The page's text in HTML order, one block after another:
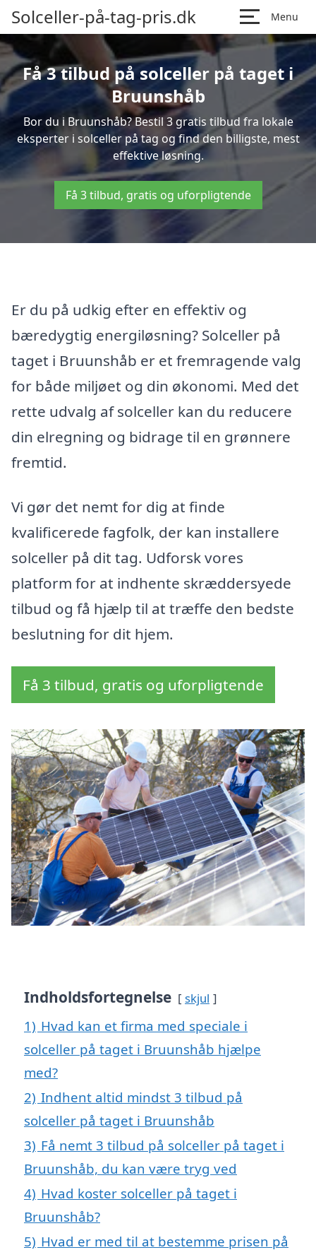
Solceller-på-tag-pris.dk Menu
Få 3 tilbud på solceller på taget i
Bruunshåb
Bor du i Bruunshåb? Bestil 3 gratis tilbud fra lokale
eksperter i solceller på tag og find den billigste, mest
effektive løsning.
Få 3 tilbud, gratis og uforpligtende
Er du på udkig efter en effektiv og
bæredygtig energiløsning? Solceller på
taget i Bruunshåb er et fremragende valg
for både miljøet og din økonomi. Med det
rette udvalg af solceller kan du reducere
din elregning og bidrage til en grønnere
fremtid.
Vi gør det nemt for dig at finde
kvalificerede fagfolk, der kan installere
solceller på dit tag. Udforsk vores
platform for at indhente skræddersyede
tilbud og få hjælp til at træffe den bedste
beslutning for dit hjem.
Få 3 tilbud, gratis og uforpligtende
Indholdsfortegnelse skjul
1) Hvad kan et firma med speciale i
solceller på taget i Bruunshåb hjælpe
med?
2) Indhent altid mindst 3 tilbud på
solceller på taget i Bruunshåb
3) Få nemt 3 tilbud på solceller på taget i
Bruunshåb, du kan være tryg ved
4) Hvad koster solceller på taget i
Bruunshåb?
5) Hvad er med til at bestemme prisen på